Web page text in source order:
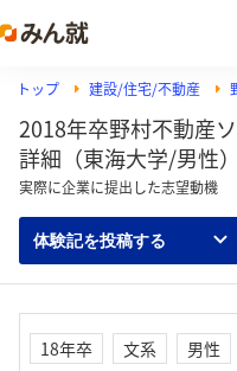
トップ 建設/住宅/不動産
2018年卒野村不動産
詳細（東海大学/男性）
実際に企業に提出した志望動機
体験記を投稿する
18年卒 文系
男性